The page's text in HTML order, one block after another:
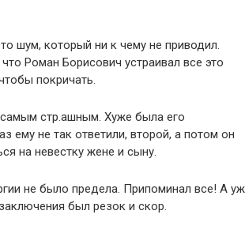
шум, который ни к чему не приводил.
Роман Борисович устраивал все это
покричать.
стр.ашным. Хуже была его
ему не так ответили, второй, а потом он
на невестку жене и сыну.
не было предела. Припоминал все! А уж
был резок и скор.